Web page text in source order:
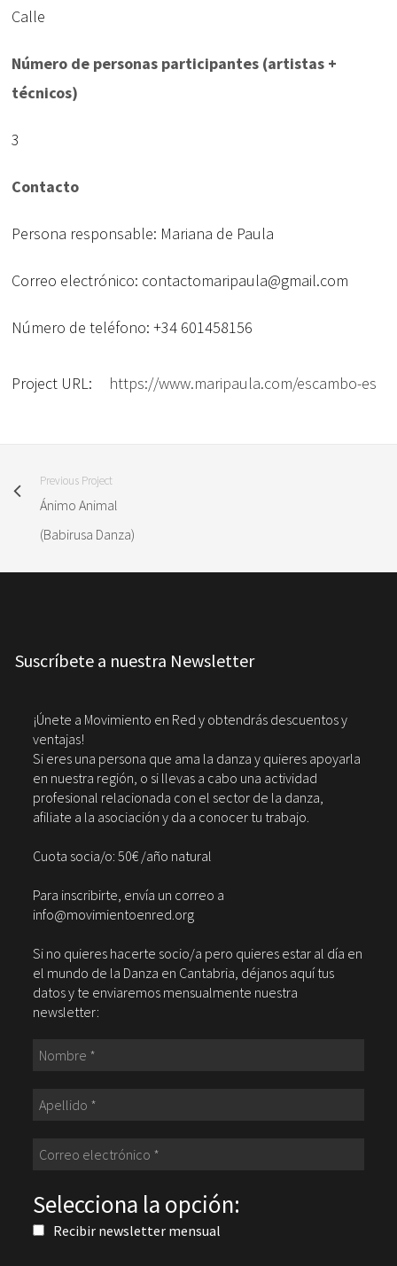
Calle
Número de personas participantes (artistas +
técnicos)
3
Contacto
Persona responsable: Mariana de Paula
Correo electrónico: contactomaripaula@gmail.com
Número de teléfono: +34 601458156
Project URL: https://www.maripaula.com/escambo-es
Previous Project
Ánimo Animal
(Babirusa Danza)
Suscríbete a nuestra Newsletter
¡Únete a Movimiento en Red y obtendrás descuentos y
ventajas!
Si eres una persona que ama la danza y quieres apoyarla
en nuestra región, o si llevas a cabo una actividad
profesional relacionada con el sector de la danza,
afiliate a la asociación y da a conocer tu trabajo.
Cuota socia/o: 50€ /año natural
Para inscribirte, envía un correo a
info@movimientoenred.org
Si no quieres hacerte socio/a pero quieres estar al día en
el mundo de la Danza en Cantabria, déjanos aquí tus
datos y te enviaremos mensualmente nuestra
newsletter:
Selecciona la opción:
Recibir newsletter mensual